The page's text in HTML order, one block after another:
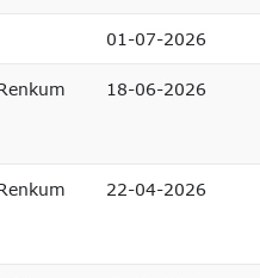
01-07-2026
18-06-2026
22-04-2026